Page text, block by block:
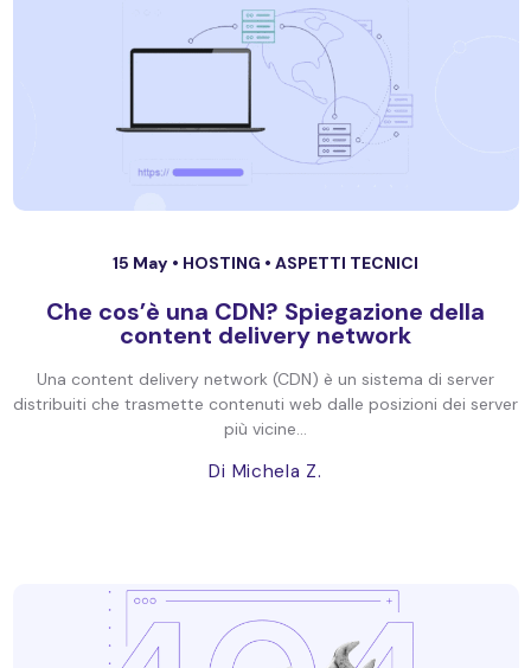
15 May • HOSTING • ASPETTI TECNICI
Che cos’è una CDN? Spiegazione della
content delivery network
Una content delivery network (CDN) è un sistema di server
distribuiti che trasmette contenuti web dalle posizioni dei server
più vicine...
Di Michela Z.